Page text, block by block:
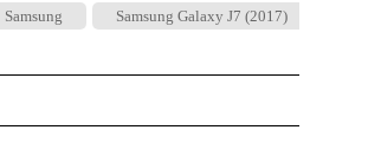
Samsung
Samsung Galaxy J7 (2017)